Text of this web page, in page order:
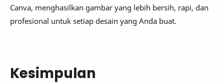
Canva, menghasilkan gambar yang lebih bersih, rapi, dan
profesional untuk setiap desain yang Anda buat.
Kesimpulan